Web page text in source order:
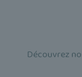
Découvrez